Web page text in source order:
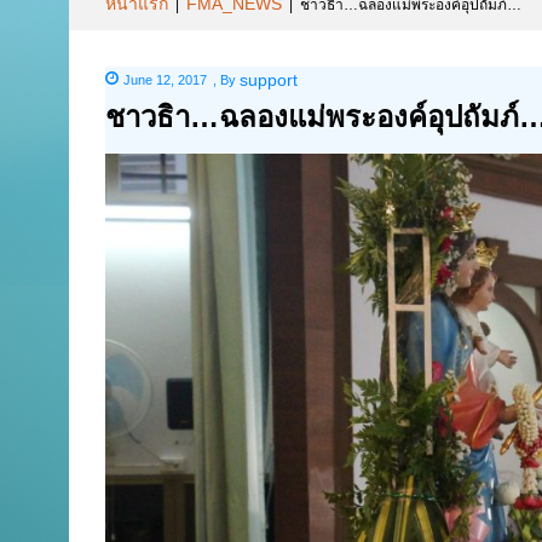
ชาวธิา…ฉลองแม่พระองค์อุปถัมภ์…
June 12, 2017 By support
ชาวธิา…ฉลองแม่พระองค์อุปถัมภ์